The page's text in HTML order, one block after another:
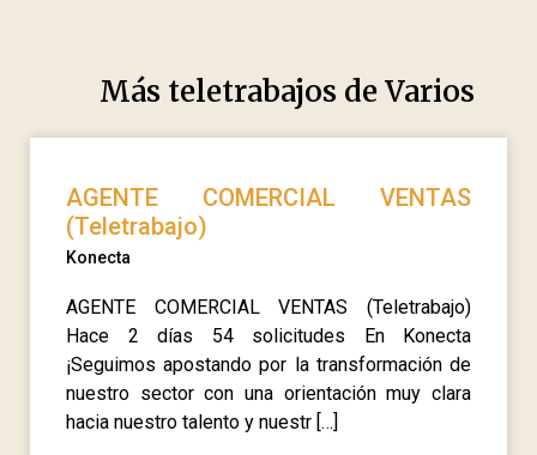
Más teletrabajos deVarios
AGENTE COMERCIAL VENTAS
(Teletrabajo)
Konecta
AGENTE COMERCIAL VENTAS (Teletrabajo)
Hace 2 días 54 solicitudes En Konecta
¡Seguimos apostando por la transformación de
nuestro sector con una orientación muy clara
hacia nuestro talento y nuestr […]